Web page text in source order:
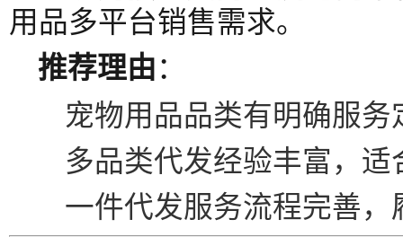
用品多平台销售需求。
推荐理由：
宠物用品品类有明确服
多品类代发经验丰富，
一件代发服务流程完善